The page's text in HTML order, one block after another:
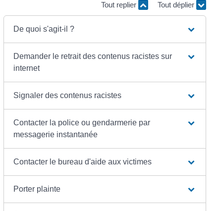
Tout replier Tout déplier
De quoi s'agit-il ?
Demander le retrait des contenus racistes sur
internet
Signaler des contenus racistes
Contacter la police ou gendarmerie par
messagerie instantanée
Contacter le bureau d'aide aux victimes
Porter plainte